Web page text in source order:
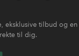
eksklusive tilbud og
til dig.